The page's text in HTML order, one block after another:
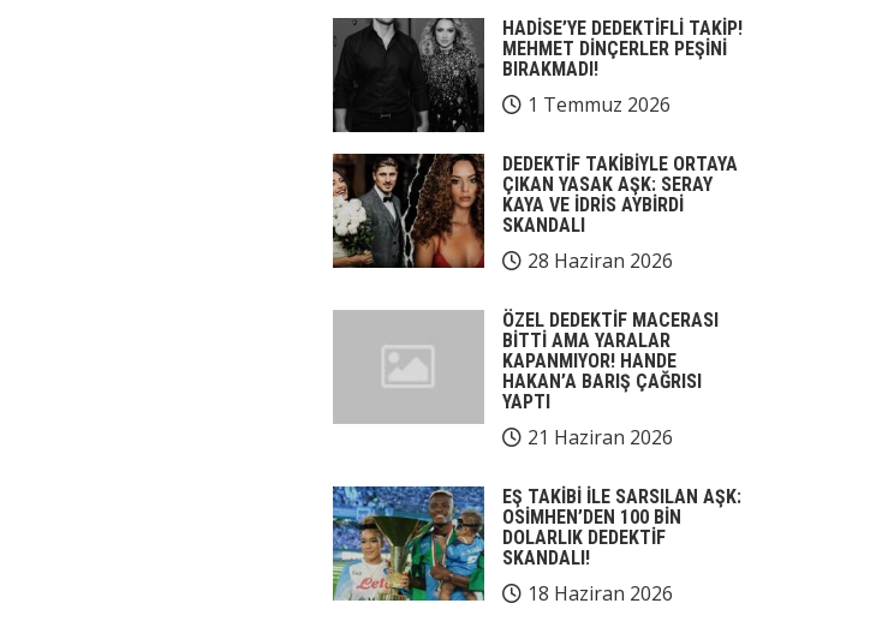
HADİSE’YE DEDEKTİFLİ TAKİP!
MEHMET DİNÇERLER PEŞİNİ
BIRAKMADI!
1 Temmuz 2026
DEDEKTİF TAKİBİYLE ORTAYA
ÇIKAN YASAK AŞK: SERAY
KAYA VE İDRİS AYBİRDİ
SKANDALI
28 Haziran 2026
ÖZEL DEDEKTİF MACERASI
BİTTİ AMA YARALAR
KAPANMIYOR! HANDE
HAKAN’A BARIŞ ÇAĞRISI
YAPTI
21 Haziran 2026
EŞ TAKİBİ İLE SARSILAN AŞK:
OSİMHEN’DEN 100 BİN
DOLARLIK DEDEKTİF
SKANDALI!
18 Haziran 2026